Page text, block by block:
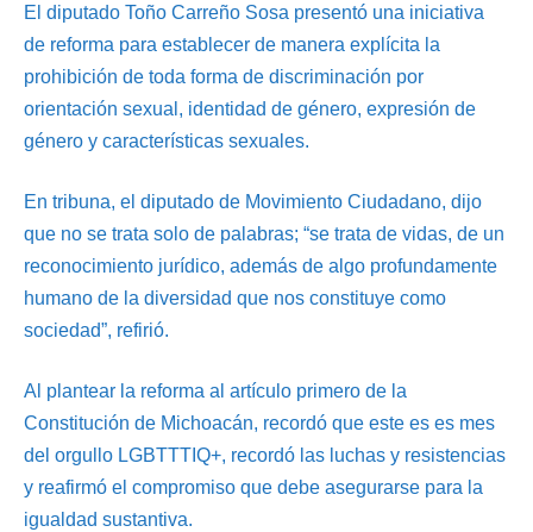
El diputado Toño Carreño Sosa presentó una iniciativa
de reforma para establecer de manera explícita la
prohibición de toda forma de discriminación por
orientación sexual, identidad de género, expresión de
género y características sexuales.
En tribuna, el diputado de Movimiento Ciudadano, dijo
que no se trata solo de palabras; “se trata de vidas, de un
reconocimiento jurídico, además de algo profundamente
humano de la diversidad que nos constituye como
sociedad”, refirió.
Al plantear la reforma al artículo primero de la
Constitución de Michoacán, recordó que este es es mes
del orgullo LGBTTTIQ+, recordó las luchas y resistencias
y reafirmó el compromiso que debe asegurarse para la
igualdad sustantiva.